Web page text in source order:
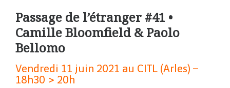
Passage de l’étranger #41 •
Camille Bloomfield & Paolo
Bellomo
Vendredi 11 juin 2021 au CITL (Arles) –
18h30 > 20h